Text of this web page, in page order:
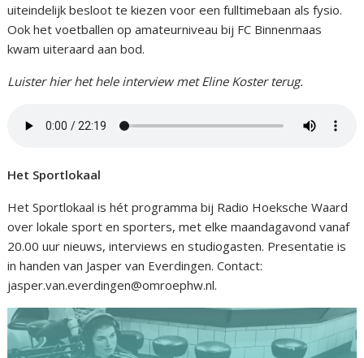
uiteindelijk besloot te kiezen voor een fulltimebaan als fysio.
Ook het voetballen op amateurniveau bij FC Binnenmaas
kwam uiteraard aan bod.
Luister hier het hele interview met Eline Koster terug.
Het Sportlokaal
Het Sportlokaal is hét programma bij Radio Hoeksche Waard
over lokale sport en sporters, met elke maandagavond vanaf
20.00 uur nieuws, interviews en studiogasten. Presentatie is
in handen van Jasper van Everdingen. Contact:
jasper.van.everdingen@omroephw.nl.